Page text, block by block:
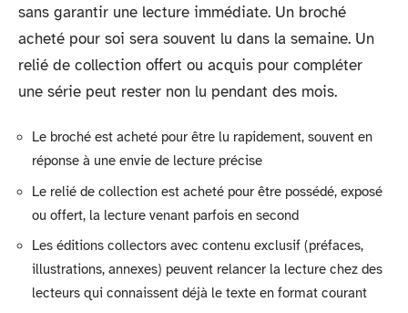
sans garantir une lecture immédiate. Un broché
acheté pour soi sera souvent lu dans la semaine. Un
relié de collection offert ou acquis pour compléter
une série peut rester non lu pendant des mois.
Le broché est acheté pour être lu rapidement, souvent en
réponse à une envie de lecture précise
Le relié de collection est acheté pour être possédé, exposé
ou offert, la lecture venant parfois en second
Les éditions collectors avec contenu exclusif (préfaces,
illustrations, annexes) peuvent relancer la lecture chez des
lecteurs qui connaissent déjà le texte en format courant